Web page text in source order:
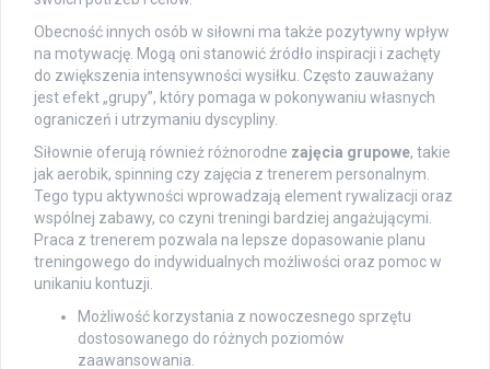
Obecność innych osób w siłowni ma także pozytywny wpływ
na motywację. Mogą oni stanowić źródło inspiracji i zachęty
do zwiększenia intensywności wysiłku. Często zauważany
jest efekt „grupy”, który pomaga w pokonywaniu własnych
ograniczeń i utrzymaniu dyscypliny.
Siłownie oferują również różnorodne zajęcia grupowe, takie
jak aerobik, spinning czy zajęcia z trenerem personalnym.
Tego typu aktywności wprowadzają element rywalizacji oraz
wspólnej zabawy, co czyni treningi bardziej angażującymi.
Praca z trenerem pozwala na lepsze dopasowanie planu
treningowego do indywidualnych możliwości oraz pomoc w
unikaniu kontuzji.
Możliwość korzystania z nowoczesnego sprzętu
dostosowanego do różnych poziomów
zaawansowania.